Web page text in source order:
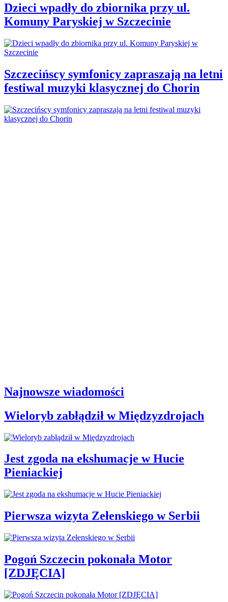
Dzieci wpadły do zbiornika przy ul.
Komuny Paryskiej w Szczecinie
Szczecińscy symfonicy zapraszają na letni
festiwal muzyki klasycznej do Chorin
Najnowsze wiadomości
Wieloryb zabłądził w Międzyzdrojach
Jest zgoda na ekshumacje w Hucie
Pieniackiej
Pierwsza wizyta Zełenskiego w Serbii
Pogoń Szczecin pokonała Motor
[ZDJĘCIA]